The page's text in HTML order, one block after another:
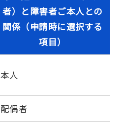
者）と障害者ご本人との
関係（申請時に選択する
項目）
本人
配偶者